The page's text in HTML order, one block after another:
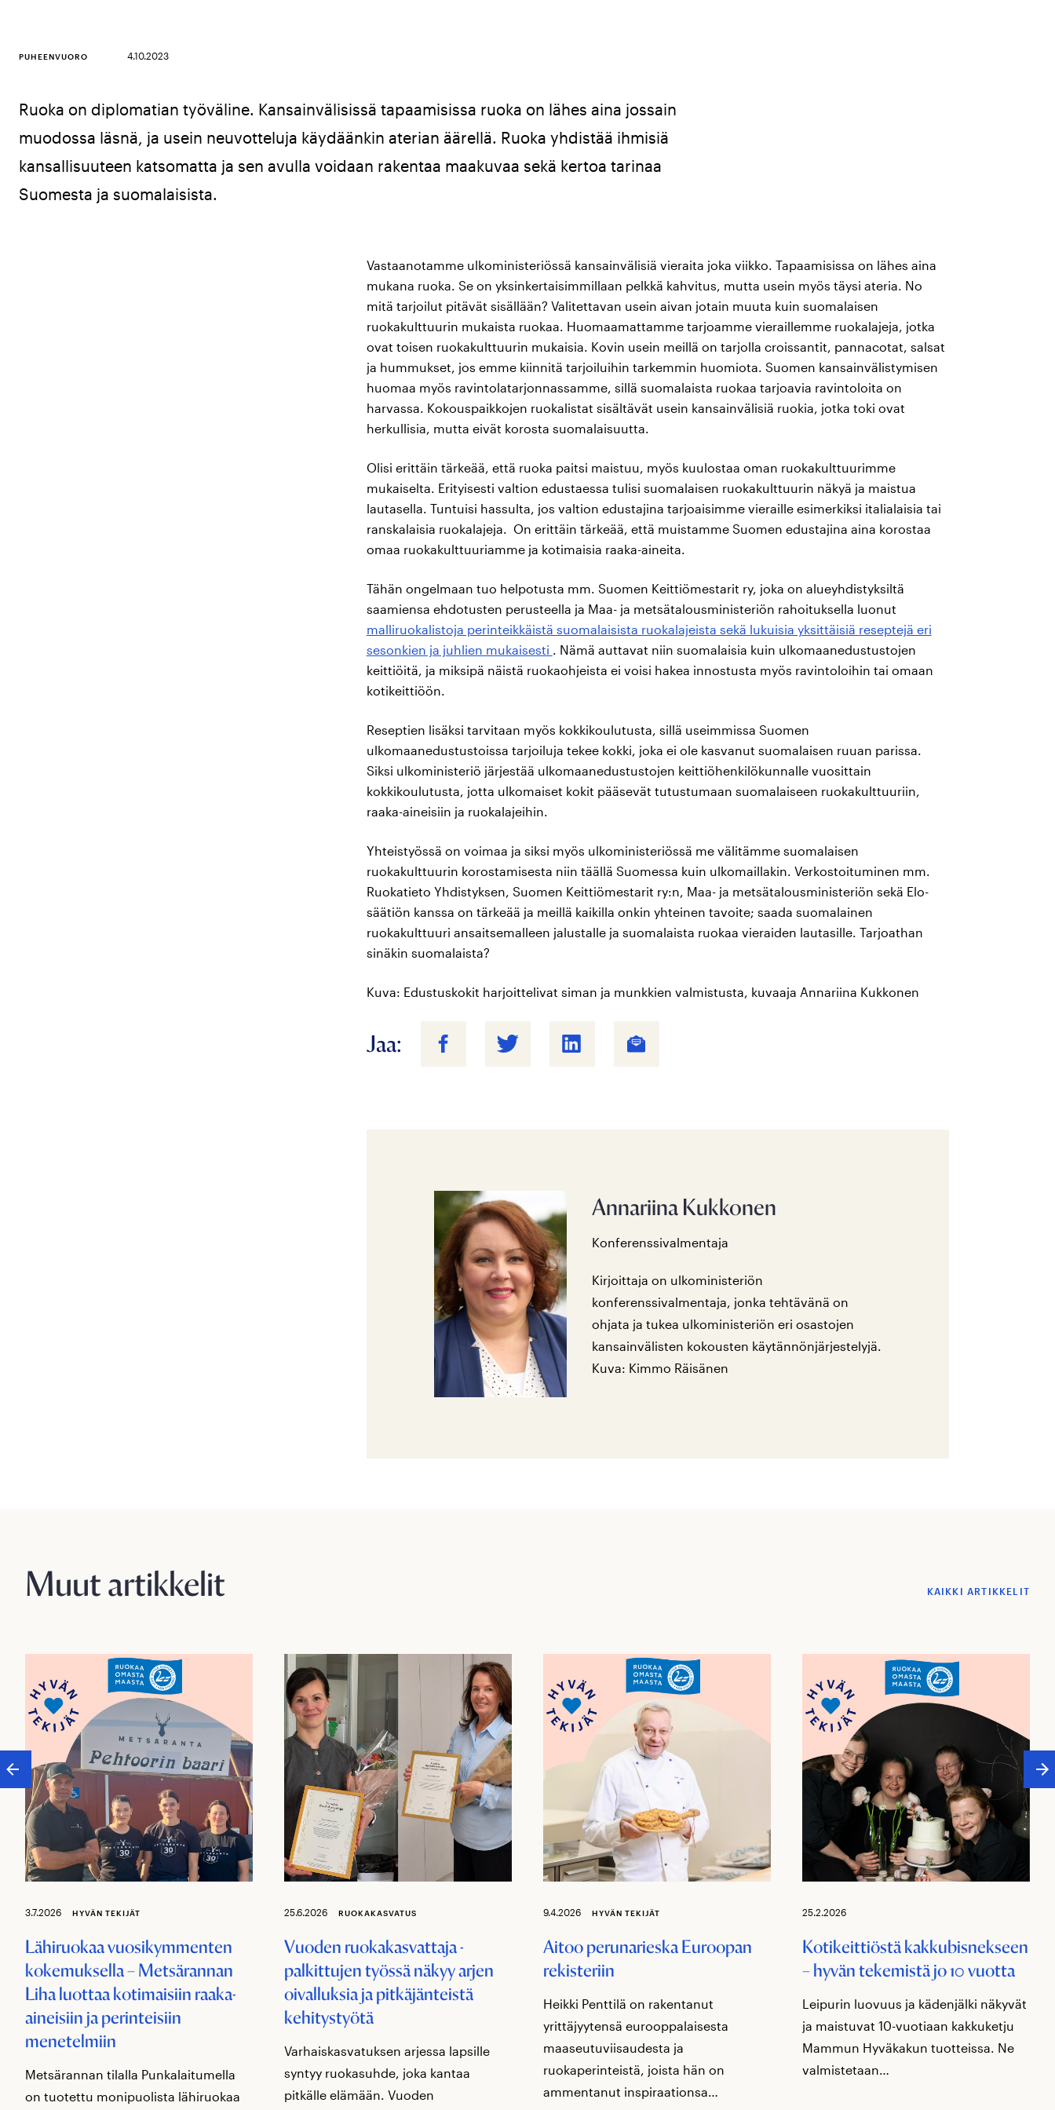
PUHEENVUORO 4.10.2023
Ruoka on diplomatian työväline. Kansainvälisissä tapaamisissa ruoka on lähes aina jossain
muodossa läsnä, ja usein neuvotteluja käydäänkin aterian äärellä. Ruoka yhdistää ihmisiä
kansallisuuteen katsomatta ja sen avulla voidaan rakentaa maakuvaa sekä kertoa tarinaa
Suomesta ja suomalaisista.
Vastaanotamme ulkoministeriössä kansainvälisiä vieraita joka viikko. Tapaamisissa on lähes aina
mukana ruoka. Se on yksinkertaisimmillaan pelkkä kahvitus, mutta usein myös täysi ateria. No
mitä tarjoilut pitävät sisällään? Valitettavan usein aivan jotain muuta kuin suomalaisen
ruokakulttuurin mukaista ruokaa. Huomaamattamme tarjoamme vieraillemme ruokalajeja, jotka
ovat toisen ruokakulttuurin mukaisia. Kovin usein meillä on tarjolla croissantit, pannacotat, salsat
ja hummukset, jos emme kiinnitä tarjoiluihin tarkemmin huomiota. Suomen kansainvälistymisen
huomaa myös ravintolatarjonnassamme, sillä suomalaista ruokaa tarjoavia ravintoloita on
harvassa. Kokouspaikkojen ruokalistat sisältävät usein kansainvälisiä ruokia, jotka toki ovat
herkullisia, mutta eivät korosta suomalaisuutta.
Olisi erittäin tärkeää, että ruoka paitsi maistuu, myös kuulostaa oman ruokakulttuurimme
mukaiselta. Erityisesti valtion edustaessa tulisi suomalaisen ruokakulttuurin näkyä ja maistua
lautasella. Tuntuisi hassulta, jos valtion edustajina tarjoaisimme vieraille esimerkiksi italialaisia tai
ranskalaisia ruokalajeja. On erittäin tärkeää, että muistamme Suomen edustajina aina korostaa
omaa ruokakulttuuriamme ja kotimaisia raaka-aineita.
Tähän ongelmaan tuo helpotusta mm. Suomen Keittiömestarit ry, joka on alueyhdistyksiltä
saamiensa ehdotusten perusteella ja Maa- ja metsätalousministeriön rahoituksella luonut
malliruokalistoja perinteikkäistä suomalaisista ruokalajeista sekä lukuisia yksittäisiä reseptejä eri
sesonkien ja juhlien mukaisesti . Nämä auttavat niin suomalaisia kuin ulkomaanedustustojen
keittiöitä, ja miksipä näistä ruokaohjeista ei voisi hakea innostusta myös ravintoloihin tai omaan
kotikeittiöön.
Reseptien lisäksi tarvitaan myös kokkikoulutusta, sillä useimmissa Suomen
ulkomaanedustustoissa tarjoiluja tekee kokki, joka ei ole kasvanut suomalaisen ruuan parissa.
Siksi ulkoministeriö järjestää ulkomaanedustustojen keittiöhenkilökunnalle vuosittain
kokkikoulutusta, jotta ulkomaiset kokit pääsevät tutustumaan suomalaiseen ruokakulttuuriin,
raaka-aineisiin ja ruokalajeihin.
Yhteistyössä on voimaa ja siksi myös ulkoministeriössä me välitämme suomalaisen
ruokakulttuurin korostamisesta niin täällä Suomessa kuin ulkomaillakin. Verkostoituminen mm.
Ruokatieto Yhdistyksen, Suomen Keittiömestarit ry:n, Maa- ja metsätalousministeriön sekä Elo-
säätiön kanssa on tärkeää ja meillä kaikilla onkin yhteinen tavoite; saada suomalainen
ruokakulttuuri ansaitsemalleen jalustalle ja suomalaista ruokaa vieraiden lautasille. Tarjoathan
sinäkin suomalaista?
Kuva: Edustuskokit harjoittelivat siman ja munkkien valmistusta, kuvaaja Annariina Kukkonen
Jaa:
Annariina Kukkonen
Konferenssivalmentaja
Kirjoittaja on ulkoministeriön
konferenssivalmentaja, jonka tehtävänä on
ohjata ja tukea ulkoministeriön eri osastojen
kansainvälisten kokousten käytännönjärjestelyjä.
Kuva: Kimmo Räisänen
Muut artikkelit KAIKKI ARTIKKELIT
3.7.2026 HYVÄN TEKIJÄT
Lähiruokaa vuosikymmenten
kokemuksella – Metsärannan
Liha luottaa kotimaisiin raaka-
aineisiin ja perinteisiin
menetelmiin
Metsärannan tilalla Punkalaitumella
on tuotettu monipuolista lähiruokaa
25.6.2026 RUOKAKASVATUS
Vuoden ruokakasvattaja -
palkittujen työssä näkyy arjen
oivalluksia ja pitkäjänteistä
kehitystyötä
Varhaiskasvatuksen arjessa lapsille
syntyy ruokasuhde, joka kantaa
pitkälle elämään. Vuoden
9.4.2026 HYVÄN TEKIJÄT
Aitoo perunarieska Euroopan
rekisteriin
Heikki Penttilä on rakentanut
yrittäjyytensä eurooppalaisesta
maaseutuviisaudesta ja
ruokaperinteistä, joista hän on
ammentanut inspiraationsa…
25.2.2026
Kotikeittiöstä kakkubisnekseen
– hyvän tekemistä jo 10 vuotta
Leipurin luovuus ja kädenjälki näkyvät
ja maistuvat 10-vuotiaan kakkuketju
Mammun Hyväkakun tuotteissa. Ne
valmistetaan…